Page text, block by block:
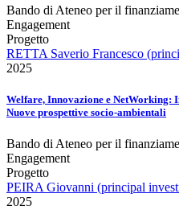
Bando di Ateneo per il
Engagement
Progetto
RETTA Saverio Francesco
2025
Welfare, Innovazione e NetWorking:
Nuove prospettive socio-ambientali
Bando di Ateneo per il
Engagement
Progetto
PEIRA Giovanni (principal
2025